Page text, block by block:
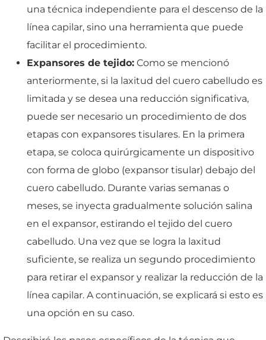
una técnica independiente para el descenso de la
línea capilar, sino una herramienta que puede
facilitar el procedimiento.
Expansores de tejido: Como se mencionó
anteriormente, si la laxitud del cuero cabelludo es
limitada y se desea una reducción significativa,
puede ser necesario un procedimiento de dos
etapas con expansores tisulares. En la primera
etapa, se coloca quirúrgicamente un dispositivo
con forma de globo (expansor tisular) debajo del
cuero cabelludo. Durante varias semanas o
meses, se inyecta gradualmente solución salina
en el expansor, estirando el tejido del cuero
cabelludo. Una vez que se logra la laxitud
suficiente, se realiza un segundo procedimiento
para retirar el expansor y realizar la reducción de la
línea capilar. A continuación, se explicará si esto es
una opción en su caso.